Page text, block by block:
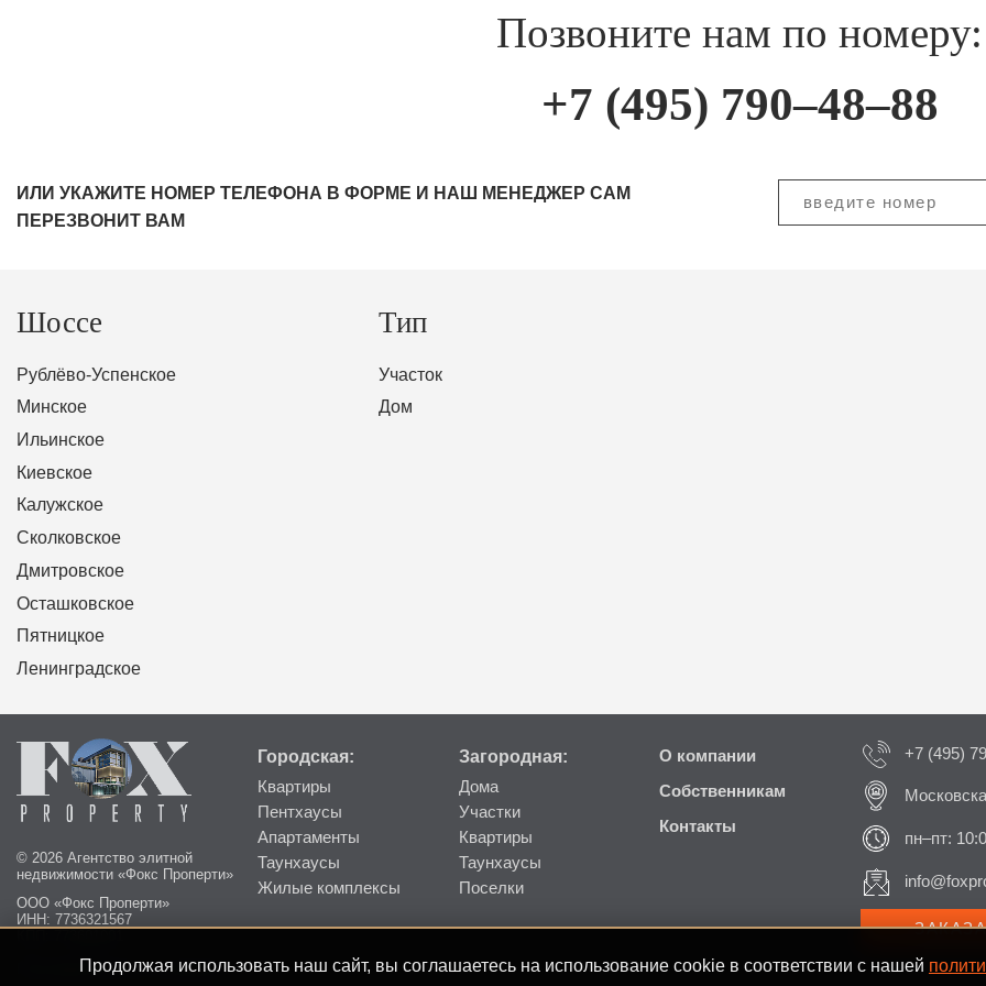
Позвоните нам по номеру:
+7 (495) 790–48–88
ИЛИ УКАЖИТЕ НОМЕР ТЕЛЕФОНА В ФОРМЕ И НАШ МЕНЕДЖЕР САМ
ПЕРЕЗВОНИТ ВАМ
Шоссе
Рублёво-Успенское
Минское
Ильинское
Киевское
Калужское
Сколковское
Дмитровское
Осташковское
Пятницкое
Ленинградское
Тип
Участок
Дом
© 2026 Агентство элитной
недвижимости «Фокс Проперти»
ООО «Фокс Проперти»
ИНН: 7736321567
Пользовательское соглашение
Городская:
Квартиры
Пентхаусы
Апартаменты
Таунхаусы
Жилые комплексы
Загородная:
Дома
Участки
Квартиры
Таунхаусы
Поселки
О компании
Собственникам
Контакты
+7 (495)
пн–пт:
Продолжая использовать наш сайт, вы соглашаетесь на использование cookie в соответствии с нашей